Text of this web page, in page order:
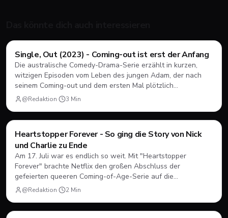
Filme & Serien
Single, Out (2023) - Coming-out ist erst der Anfang
Die australische Comedy-Drama-Serie erzählt in kurzen,
witzigen Episoden vom Leben des jungen Adam, der nach
seinem Coming-out und dem ersten Mal plötzlich
herausfinden muss, wie Dating, Freundschaft und Familie
unter neuen Vorzeichen funktionieren.
@Redaktion· 3 Min
Filme & Serien
Heartstopper Forever - So ging die Story von Nick
und Charlie zu Ende
Am 17. Juli war es endlich so weit. Mit "Heartstopper
Forever" brachte Netflix den großen Abschluss der
gefeierten queeren Coming-of-Age-Serie auf die
Bildschirme. Statt einer vierten Staffel gab es diesmal einen
abendfüllenden Spielfilm. Wir blicken zurück, wie sich Nick
@Redaktion· 2 Min